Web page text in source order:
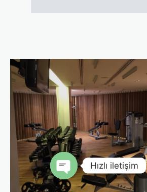
Hızlı iletişim
Open chaty